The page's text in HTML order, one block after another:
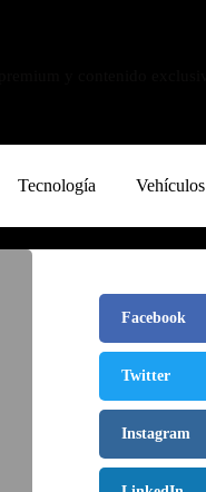
Tecnología Vehículos
Facebook
Twitter
Instagram